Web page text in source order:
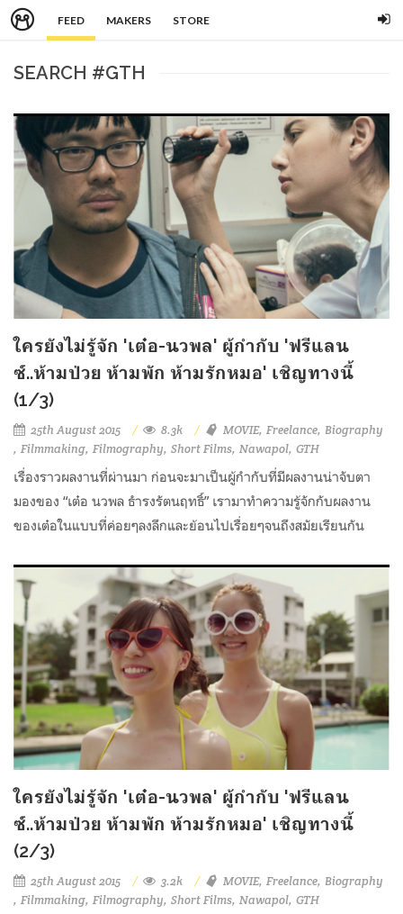
FEED MAKERS STORE
SEARCH #GTH
ใครยังไม่รู้จัก 'เต๋อ-นวพล' ผู้กำกับ 'ฟรีแลน
ซ์..ห้ามป่วย ห้ามพัก ห้ามรักหมอ' เชิญทางนี้
(1/3)
25th August 2015 8.3k MOVIE Freelance Biography
Filmmaking Filmography Short Films Nawapol GTH
เรื่องราวผลงานที่ผ่านมา ก่อนจะมาเป็นผู้กำกับที่มีผลงานน่าจับตา
มองของ “เต๋อ นวพล ธำรงรัตนฤทธิ์” เรามาทำความรู้จักกับผลงาน
ของเต๋อในแบบที่ค่อยๆลงลึกและย้อนไปเรื่อยๆจนถึงสมัยเรียนกัน
ใครยังไม่รู้จัก 'เต๋อ-นวพล' ผู้กำกับ 'ฟรีแลน
ซ์..ห้ามป่วย ห้ามพัก ห้ามรักหมอ' เชิญทางนี้
(2/3)
25th August 2015 3.2k MOVIE Freelance Biography
Filmmaking Filmography Short Films Nawapol GTH